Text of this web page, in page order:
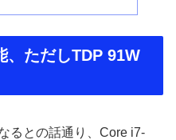
、ただしTDP 91W
るとの話通り、Core i7-